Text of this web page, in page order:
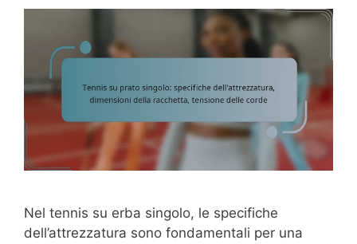
Nel tennis su erba singolo, le specifiche
dell’attrezzatura sono fondamentali per una